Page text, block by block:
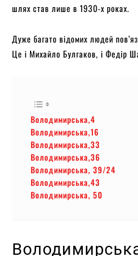
шлях став лише в 1930-х роках.
Дуже багато відомих людей
Це і Михайло Булгаков, і Федір
Володимирська,4
Володимирська,16
Володимирська,33
Володимирська,36
Володимирська, 39/24
Володимирська,43
Володимирська, 50